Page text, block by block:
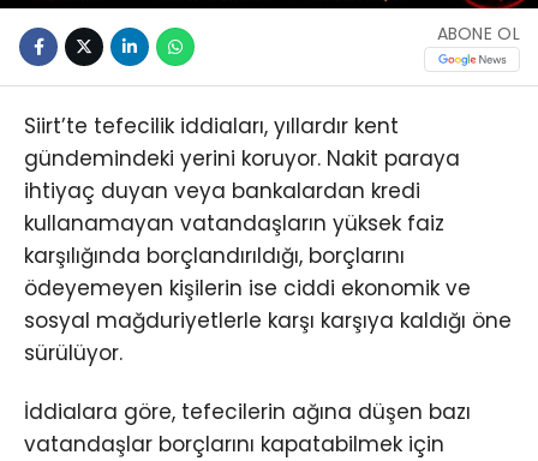
ABONE OL
Siirt’te tefecilik iddiaları, yıllardır kent
gündemindeki yerini koruyor. Nakit paraya
ihtiyaç duyan veya bankalardan kredi
kullanamayan vatandaşların yüksek faiz
karşılığında borçlandırıldığı, borçlarını
ödeyemeyen kişilerin ise ciddi ekonomik ve
sosyal mağduriyetlerle karşı karşıya kaldığı öne
sürülüyor.
İddialara göre, tefecilerin ağına düşen bazı
vatandaşlar borçlarını kapatabilmek için